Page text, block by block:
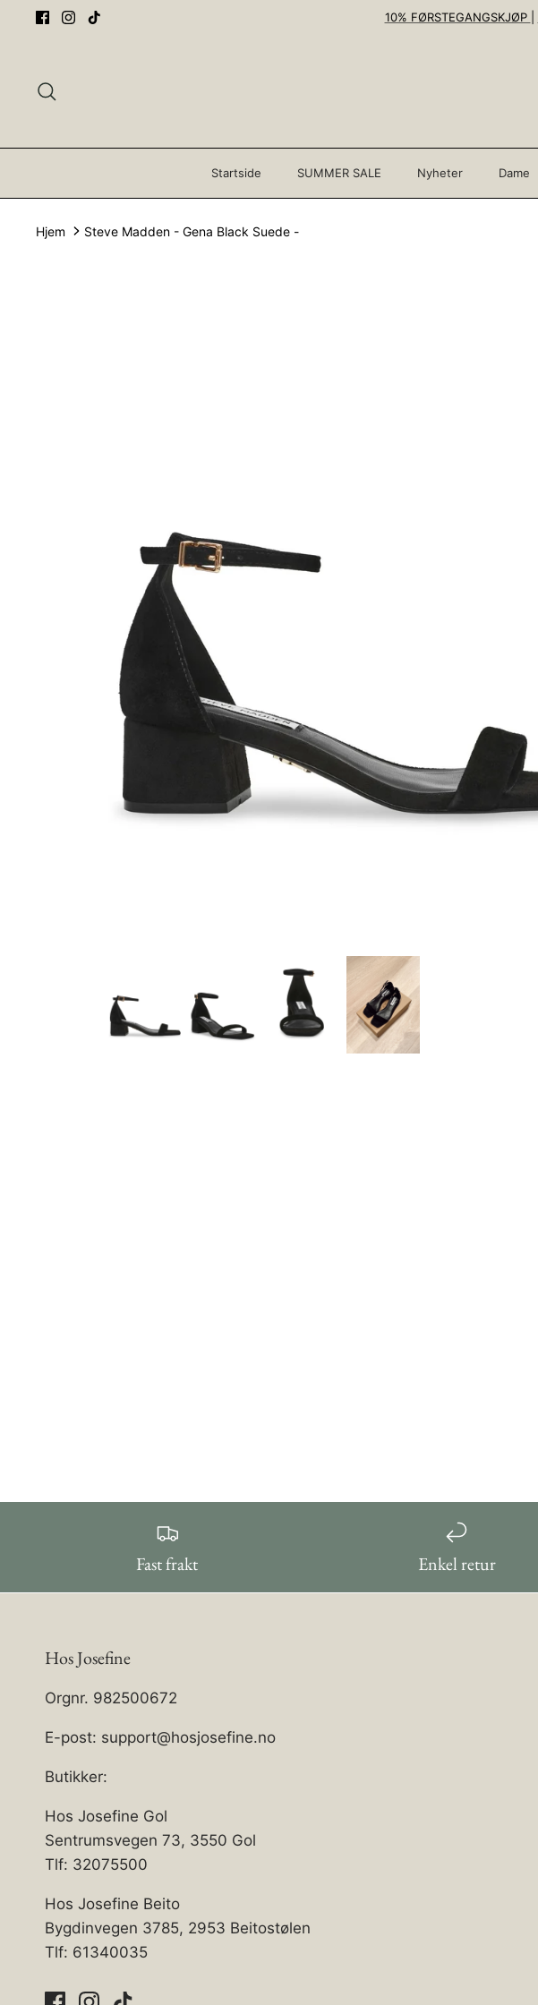
10% FØRSTEGANGSKJØP
Startside SUMMER SALE Nyheter Dame
Hjem Steve Madden - Gena Black Suede -
Fast frakt Enkel retur
Hos Josefine
Orgnr. 982500672
E-post: support@hosjosefine.no
Butikker:
Hos Josefine Gol
Sentrumsvegen 73, 3550 Gol
Tlf: 32075500
Hos Josefine Beito
Bygdinvegen 3785, 2953 Beitostølen
Tlf: 61340035